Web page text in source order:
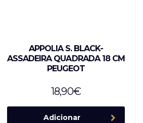
APPOLIA S. BLACK-
ASSADEIRA QUADRADA 18 CM
PEUGEOT
18,90€
Adicionar